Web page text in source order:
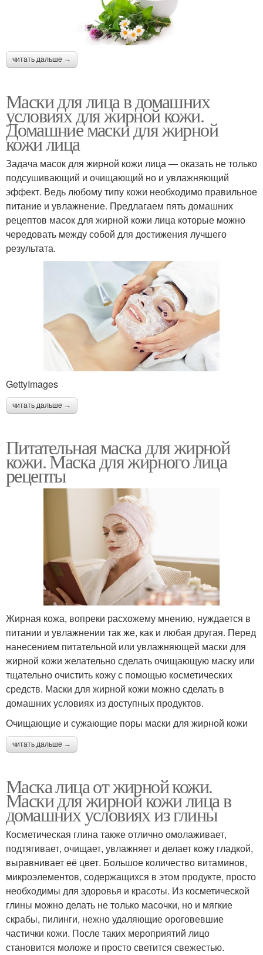
читать дальше →
Маски для лица в домашних
условиях для жирной кожи.
Домашние маски для жирной
кожи лица
Задача масок для жирной кожи лица — оказать не только
подсушивающий и очищающий но и увлажняющий
эффект. Ведь любому типу кожи необходимо правильное
питание и увлажнение. Предлагаем пять домашних
рецептов масок для жирной кожи лица которые можно
чередовать между собой для достижения лучшего
результата.
GettyImages
читать дальше →
Питательная маска для жирной
кожи. Маска для жирного лица
рецепты
Жирная кожа, вопреки расхожему мнению, нуждается в
питании и увлажнении так же, как и любая другая. Перед
нанесением питательной или увлажняющей маски для
жирной кожи желательно сделать очищающую маску или
тщательно очистить кожу с помощью косметических
средств. Маски для жирной кожи можно сделать в
домашних условиях из доступных продуктов.
Очищающие и сужающие поры маски для жирной кожи
читать дальше →
Маска лица от жирной кожи.
Маски для жирной кожи лица в
домашних условиях из глины
Косметическая глина также отлично омолаживает,
подтягивает, очищает, увлажняет и делает кожу гладкой,
выравнивает её цвет. Большое количество витаминов,
микроэлементов, содержащихся в этом продукте, просто
необходимы для здоровья и красоты. Из косметической
глины можно делать не только масочки, но и мягкие
скрабы, пилинги, нежно удаляющие ороговевшие
частички кожи. После таких мероприятий лицо
становится моложе и просто светится свежестью.